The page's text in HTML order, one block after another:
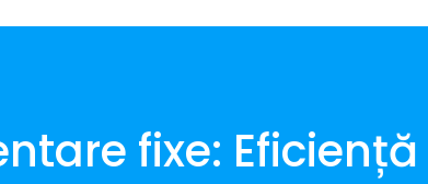
fixe: Eficiență